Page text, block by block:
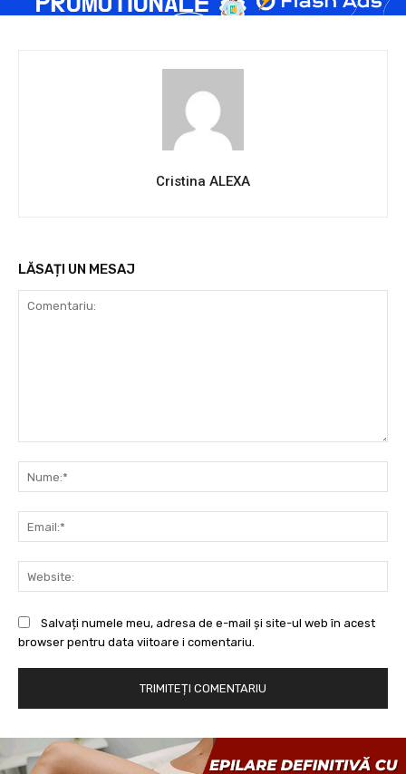
Cristina ALEXA
LĂSAȚI UN MESAJ
Salvați numele meu, adresa de e-mail și site-ul web în acest
browser pentru data viitoare i comentariu.